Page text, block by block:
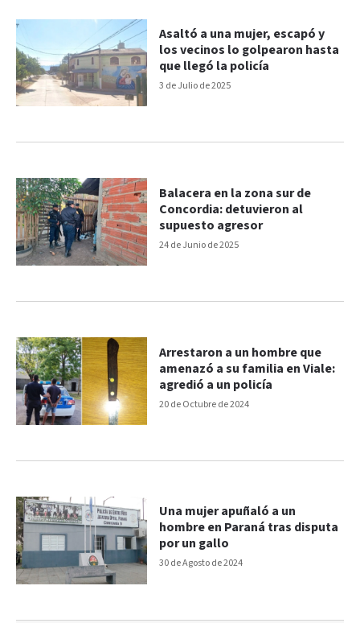
3 de Julio de 2025
Asaltó a una mujer, escapó y
los vecinos lo golpearon hasta
que llegó la policía
24 de Junio de 2025
Balacera en la zona sur de
Concordia: detuvieron al
supuesto agresor
20 de Octubre de 2024
Arrestaron a un hombre que
amenazó a su familia en Viale:
agredió a un policía
30 de Agosto de 2024
Una mujer apuñaló a un
hombre en Paraná tras disputa
por un gallo